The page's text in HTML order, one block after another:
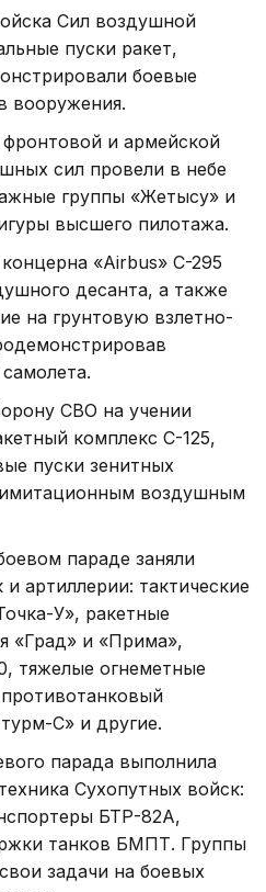
Сил воздушной
пуски ракет,
боевые
вооружения.
и армейской
сил провели в небе
группы «Жетысу» и
высшего пилотажа.
«Airbus» С-295
десанта, а также
на грунтовую взлетно-
СВО на учении
комплекс С-125,
пуски зенитных
воздушным
параде заняли
артиллерии: тактические
У», ракетные
«Град» и «Прима»,
тяжелые огнеметные
С» и другие.
парада выполнила
Сухопутных войск:
БТР-82А,
танков БМПТ. Группы
задачи на боевых